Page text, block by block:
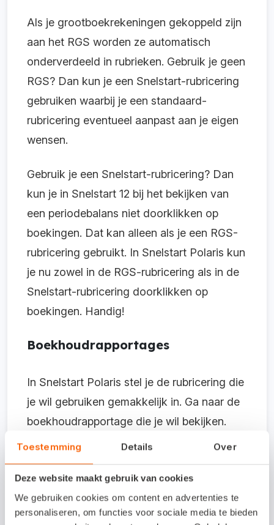
Toestemming Details Over
Deze website maakt gebruik van cookies
We gebruiken cookies om content en advertenties te
personaliseren, om functies voor sociale media te bieden
Als je grootboekrekeningen gekoppeld zijn
aan het RGS worden ze automatisch
onderverdeeld in rubrieken. Gebruik je geen
RGS? Dan kun je een Snelstart-rubricering
gebruiken waarbij je een standaard-
rubricering eventueel aanpast aan je eigen
wensen.
Gebruik je een Snelstart-rubricering? Dan
kun je in Snelstart 12 bij het bekijken van
een periodebalans niet doorklikken op
boekingen. Dat kan alleen als je een RGS-
rubricering gebruikt. In Snelstart Polaris kun
je nu zowel in de RGS-rubricering als in de
Snelstart-rubricering doorklikken op
boekingen. Handig!
Boekhoudrapportages
In Snelstart Polaris stel je de rubricering die
je wil gebruiken gemakkelijk in. Ga naar de
boekhoudrapportage die je wil bekijken.
Klik rechtsboven in het scherm op
Groepering. Je kunt kiezen uit Geen,
Snelstart of Groepering op basis van RGS.
Indit artikelop het Kennisplein lees je meer
over de verschillende